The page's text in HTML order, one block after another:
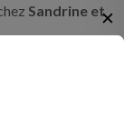
Sandrine et✕